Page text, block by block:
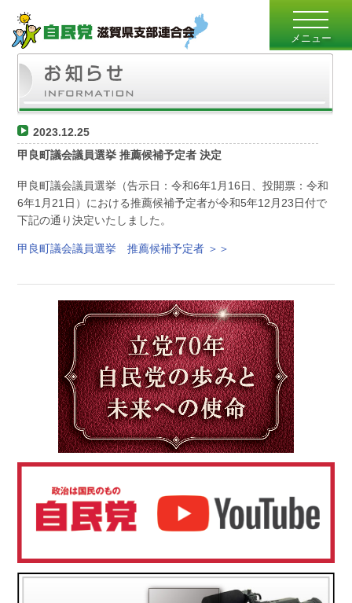
toggle
メニュー
2023.12.25
甲良町議会議員選挙 推薦候補予定者 決定
甲良町議会議員選挙（告示日：令和6年1月16日、投開票：令和
6年1月21日）における推薦候補予定者が令和5年12月23日付で
下記の通り決定いたしました。
甲良町議会議員選挙 推薦候補予定者 ＞＞